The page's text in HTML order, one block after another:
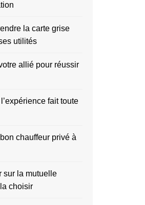
la carte grise
utilités
allié pour réussir
fait toute
chauffeur privé à
sur la mutuelle
choisir